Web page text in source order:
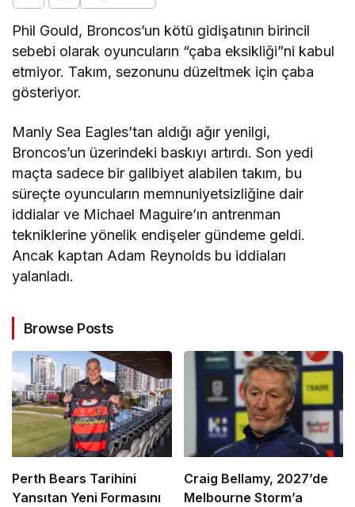
Phil Gould, Broncos’un kötü gidişatının birincil
sebebi olarak oyuncuların “çaba eksikliği”ni kabul
etmiyor. Takım, sezonunu düzeltmek için çaba
gösteriyor.
Manly Sea Eagles’tan aldığı ağır yenilgi,
Broncos’un üzerindeki baskıyı artırdı. Son yedi
maçta sadece bir galibiyet alabilen takım, bu
süreçte oyuncuların memnuniyetsizliğine dair
iddialar ve Michael Maguire’ın antrenman
tekniklerine yönelik endişeler gündeme geldi.
Ancak kaptan Adam Reynolds bu iddiaları
yalanladı.
Browse Posts
Perth Bears Tarihini
Yansıtan Yeni Formasını
Craig Bellamy, 2027’de
Melbourne Storm’a